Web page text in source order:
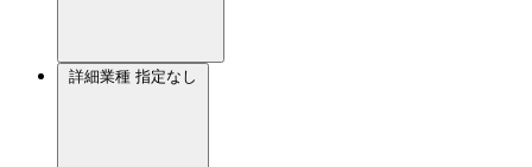
詳細業種 指定なし